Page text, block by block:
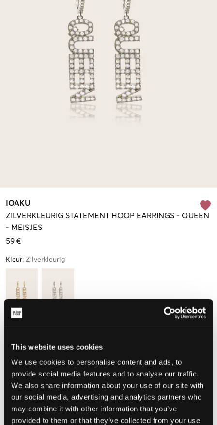
This website uses cookies
We use cookies to personalise content and ads, to
provide social media features and to analyse our traffic.
We also share information about your use of our site with
our social media, advertising and analytics partners who
may combine it with other information that you’ve
provided to them or that they’ve collected from your use
IOAKU
ZILVERKLEURIG STATEMENT HOOP EARRINGS - QUEEN
- MEISJES
59 €
Kleur: Zilverkleurig
One size
Nog 3 over
De maat lijkt
Te klein Perfect